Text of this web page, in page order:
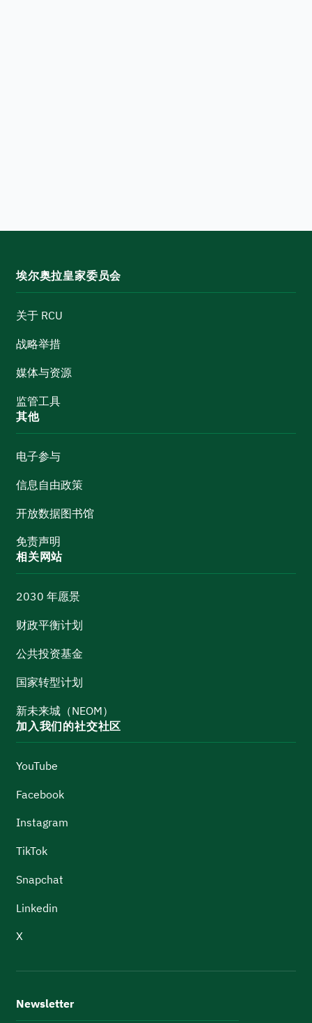
埃尔奥拉皇家委员会
关于 RCU
战略举措
媒体与资源
监管工具
其他
电子参与
信息自由政策
开放数据图书馆
免责声明
相关网站
2030 年愿景
财政平衡计划
公共投资基金
国家转型计划
新未来城（NEOM）
加入我们的社交社区
YouTube
Facebook
Instagram
TikTok
Snapchat
Linkedin
X
Newsletter